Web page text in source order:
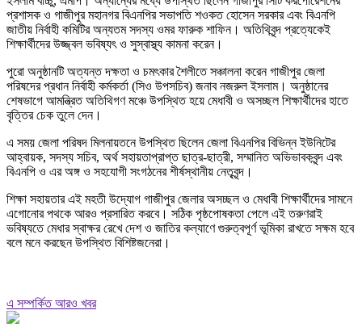
প্রশাসক ও গাজীপুর মহানগর বিএনপির সভাপতি শওকত হোসেন সরকার এবং বিএনপি
জাতীয় নির্বাহী কমিটির অন্যতম সদস্য ওমর ফারুক শাফিন। অতিথিবৃন্দ প্রত্যেকেই
শিক্ষার্থীদের উজ্জ্বল ভবিষ্যৎ ও সুস্বাস্থ্য কামনা করেন।
পুরো অনুষ্ঠানটি অত্যন্ত দক্ষতা ও চমৎকার শৈলীতে সঞ্চালনা করেন গাজীপুর জেলা
পরিষদের প্রধান নির্বাহী কর্মকর্তা (সিও উপসচিব) জনাব নজরুল ইসলাম। অনুষ্ঠানের
শেষভাগে আমন্ত্রিত অতিথিগণ মঞ্চে উপস্থিত হয়ে মেধাবী ও অসচ্ছল শিক্ষার্থীদের হাতে
বৃত্তির চেক তুলে দেন।
এ সময় জেলা পরিষদ মিলনায়তনে উপস্থিত ছিলেন জেলা বিএনপির বিভিন্ন ইউনিটের
আহ্বায়ক, সদস্য সচিব, অর্থ সহায়তাপ্রাপ্ত ছাত্র-ছাত্রী, সম্মানিত অভিভাবকবৃন্দ এবং
বিএনপি ও এর অঙ্গ ও সহযোগী সংগঠনের শীর্ষস্থানীয় নেতৃবৃন্দ।
শিক্ষা সহায়তার এই মহতী উদ্যোগ গাজীপুর জেলার অসচ্ছল ও মেধাবী শিক্ষার্থীদের সামনে
এগোনোর পথকে আরও প্রসারিত করবে। সঠিক পৃষ্ঠপোষকতা পেলে এই তরুণরাই
ভবিষ্যতে মেধার স্বাক্ষর রেখে দেশ ও জাতির কল্যাণে গুরুত্বপূর্ণ ভূমিকা রাখতে সক্ষম হবে
বলে মনে করছেন উপস্থিত বিশিষ্টজনেরা।
এ সম্পর্কিত আরও খবর